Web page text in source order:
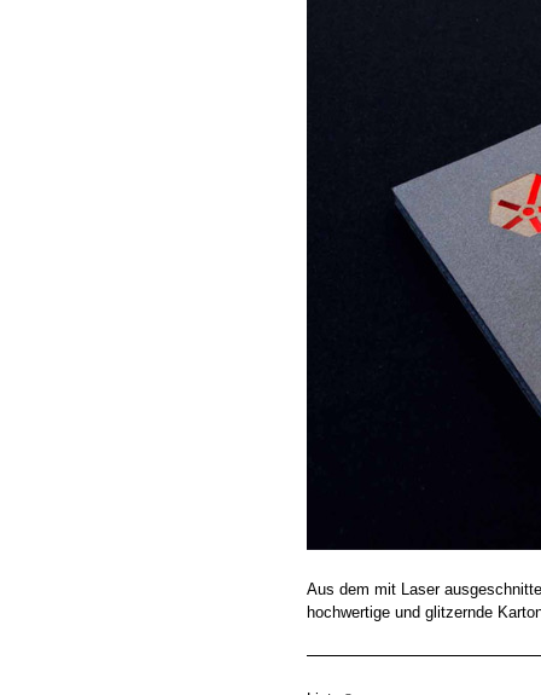
Aus dem mit Laser
hochwertige und glitzernde